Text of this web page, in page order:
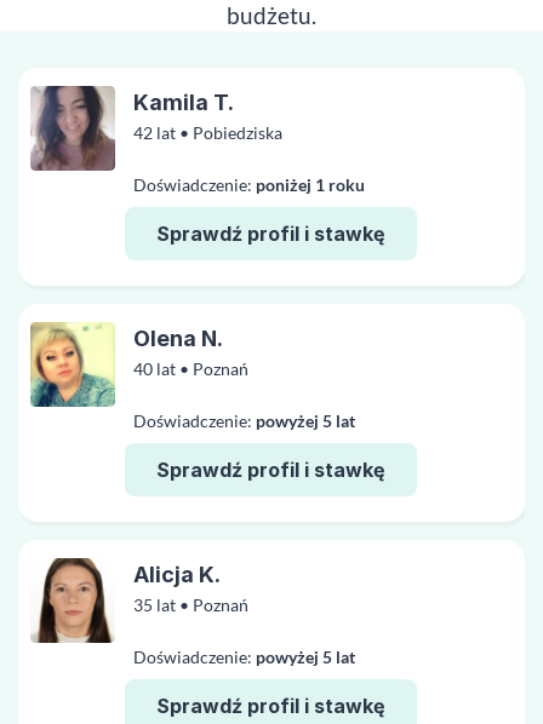
budżetu.
42 lat • Pobiedziska
Doświadczenie: poniżej 1 roku
Sprawdź profil i stawkę
Kamila T.
40 lat • Poznań
Doświadczenie: powyżej 5 lat
Sprawdź profil i stawkę
Olena N.
35 lat • Poznań
Doświadczenie: powyżej 5 lat
Sprawdź profil i stawkę
Alicja K.